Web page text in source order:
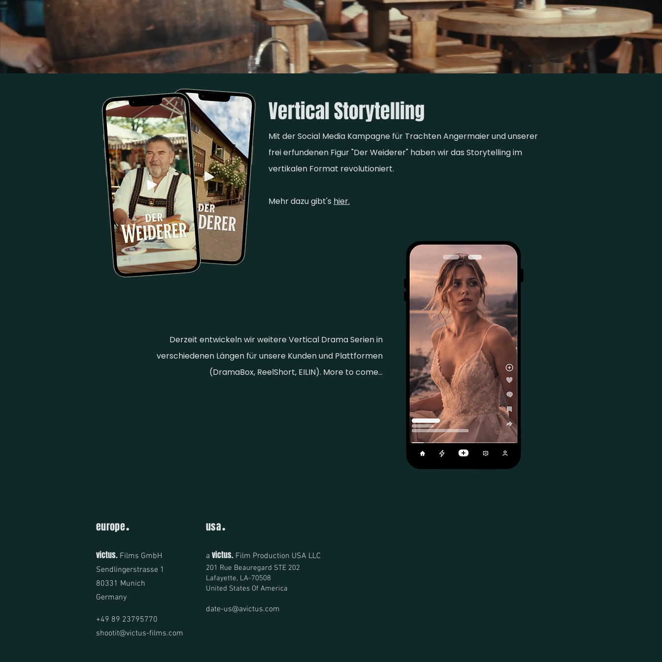
Vertical Storytelling
Mit derSocial Media Kampagne für Trachten Angermaier und unserer
frei erfundenen Figur "DerWeiderer" haben wir das Storytelling im
vertikalen Format revolutioniert.
Mehr dazu gibt's hier.
Derzeit entwickeln wir weitere Vertical Drama Serien in
verschiedenen Längen für unsere Kunden und Plattformen
(DramaBox, ReelShort, EILIN). More to come...
europe.
victus. Films GmbH
Sendlingerstrasse 1
80331 Munich
Germany
usa.
a victus. Film Production USA LLC
201 Rue Beauregard STE 202
Lafayette, LA-70508
United States Of America
date-us@avictus.com
+49 89 23795770
shootit@victus-films.com